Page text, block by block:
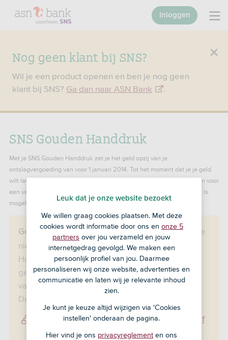
Nog geen klant bij SNS?
Wil je een product openen en ben je nog geen
klant bij SNS? Ga dan naar ASN Bank .
Inloggen
SNS Gouden Handdruk
Met je SNS Gouden Handdruk zet je het geld opzij van je
ontslagvergoeding van voor 1 januari 2014. Tot het moment dat je je geld
wilt laten uitkeren. Je krijgt een variabele rente, maar kunt ook kiezen voor
een vaste rente met SNS Gouden Handdruk Deposito. Ook beleggen is
mogelijk.
Goed om te weten : SNS Gouden Handdruk kun je
niet meer openen. Als je een SNS Gouden
Handdruk hebt, dan kun je die gewoon blijven
gebruiken. En je kunt (een deel van) je geld
vastzetten op een SNS Gouden Handdruk
Deposito. Of beleggen.
SNS Gouden Handdruk Deposito openen of
verlengen (pdf)
43,79 KB
Leuk dat je onze website bezoekt
We willen graag cookies plaatsen. Met deze
cookies wordt informatie door ons en onze 5
partners over jou verzameld en jouw
internetgedrag gevolgd. We maken een
persoonlijk profiel van jou. Daarmee
personaliseren wij onze website, advertenties en
communicatie en laten wij je relevante inhoud
zien.
Je kunt je keuze altijd wijzigen via 'Cookies
instellen' onderaan de pagina.
Hier vind je ons privacyreglement en ons